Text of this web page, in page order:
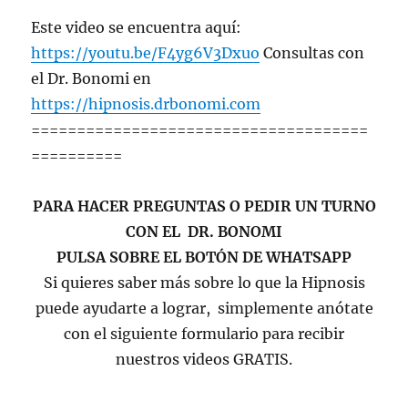
Este video se encuentra aquí:
https://youtu.be/F4yg6V3Dxuo Consultas con
el Dr. Bonomi en
https://hipnosis.drbonomi.com
=====================================
==========
PARA HACER PREGUNTAS O PEDIR UN TURNO
CON EL DR. BONOMI
PULSA SOBRE EL BOTÓN DE WHATSAPP
Si quieres saber más sobre lo que la Hipnosis
puede ayudarte a lograr, simplemente anótate
con el siguiente formulario para recibir
nuestros videos GRATIS.